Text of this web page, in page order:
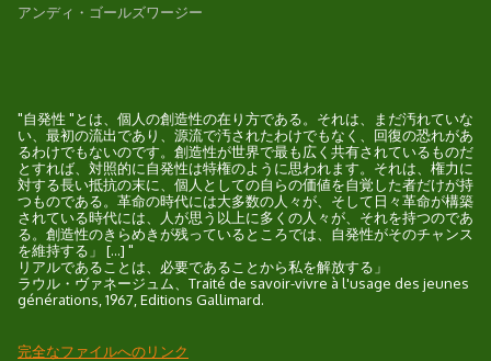
アンディ・ゴールズワージー
"自発性 "とは、個人の創造性の在り方である。それは、まだ汚れていな
い、最初の流出であり、源流で汚されたわけでもなく、回復の恐れがあ
るわけでもないのです。創造性が世界で最も広く共有されているものだ
とすれば、対照的に自発性は特権のように思われます。それは、権力に
対する長い抵抗の末に、個人としての自らの価値を自覚した者だけが持
つものである。革命の時代には大多数の人々が、そして日々革命が構築
されている時代には、人が思う以上に多くの人々が、それを持つのであ
る。創造性のきらめきが残っているところでは、自発性がそのチャンス
を維持する」 [...] "
リアルであることは、必要であることから私を解放する」
ラウル・ヴァネージュム、Traité de savoir-vivre à l'usage des jeunes
générations, 1967, Editions Gallimard.
完全なファイルへのリンク